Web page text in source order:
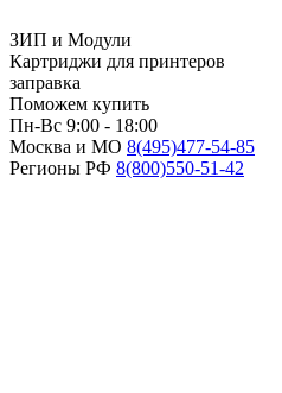
ЗИП и Модули
Картриджи для принтеров
заправка
Поможем купить
Пн-Вс 9:00 - 18:00
Москва и МО 8(495)477-54-85
Регионы РФ 8(800)550-51-42